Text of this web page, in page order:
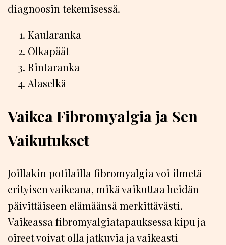
diagnoosin tekemisessä.
Kaularanka
Olkapäät
Rintaranka
Alaselkä
Vaikea Fibromyalgia ja Sen
Vaikutukset
Joillakin potilailla fibromyalgia voi ilmetä
erityisen vaikeana, mikä vaikuttaa heidän
päivittäiseen elämäänsä merkittävästi.
Vaikeassa fibromyalgiatapauksessa kipu ja
oireet voivat olla jatkuvia ja vaikeasti